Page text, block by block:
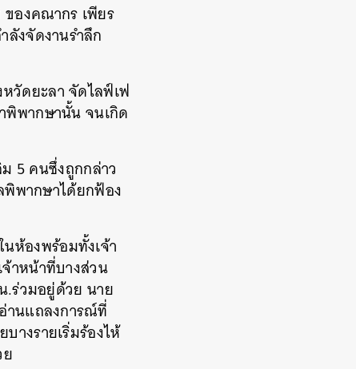
องคณากร เพียร
งจัดงานรำลึก
วัดยะลา จัดไลฟ์เฟ
พิพากษานั้น จนเกิด
5 คนซึ่งถูกกล่าว
พิพากษาได้ยกฟ้อง
ห้องพร้อมทั้งเจ้า
าหน้าที่บางส่วน
.ร่วมอยู่ด้วย นาย
านแถลงการณ์ที่
างรายเริ่มร้องไห้